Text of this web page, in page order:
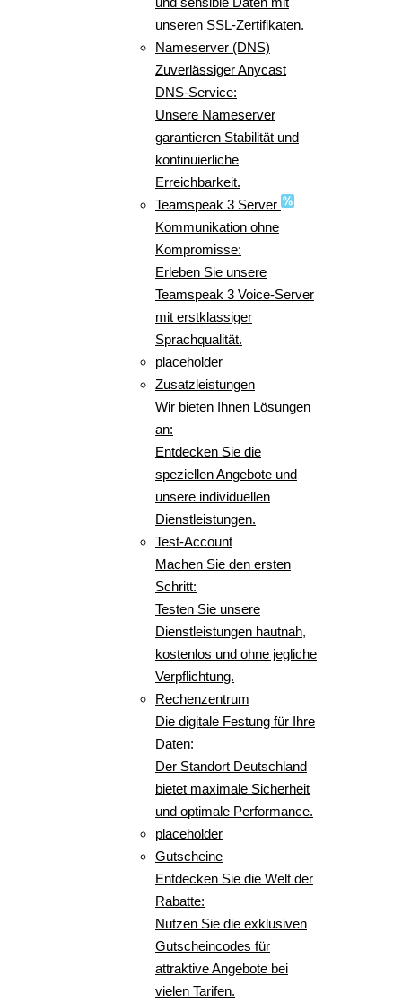
unseren SSL-Zertifikaten.
Nameserver (DNS)
Zuverlässiger Anycast
DNS-Service:
Unsere Nameserver
garantieren Stabilität und
kontinuierliche
Erreichbarkeit.
Teamspeak 3 Server
Kommunikation ohne
Kompromisse:
Erleben Sie unsere
Teamspeak 3 Voice-Server
mit erstklassiger
Sprachqualität.
placeholder
Zusatzleistungen
Wir bieten Ihnen Lösungen
an:
Entdecken Sie die
speziellen Angebote und
unsere individuellen
Dienstleistungen.
Test-Account
Machen Sie den ersten
Schritt:
Testen Sie unsere
Dienstleistungen hautnah,
kostenlos und ohne jegliche
Verpflichtung.
Rechenzentrum
Die digitale Festung für Ihre
Daten:
Der Standort Deutschland
bietet maximale Sicherheit
und optimale Performance.
placeholder
Gutscheine
Entdecken Sie die Welt der
Rabatte:
Nutzen Sie die exklusiven
Gutscheincodes für
attraktive Angebote bei
vielen Tarifen.